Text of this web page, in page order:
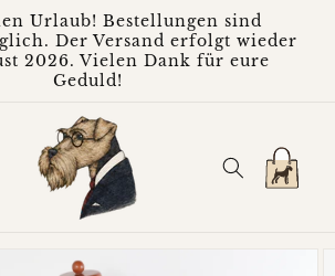
Urlaub! Bestellungen sind
Der Versand erfolgt wieder
2026. Vielen Dank für eure
Geduld!
Warenkorb